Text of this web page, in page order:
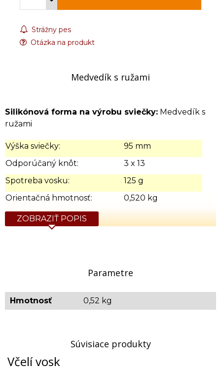
Strážny pes
Otázka na produkt
Medvedík s ružami
Silikónová forma na výrobu sviečky: Medvedík s
ružami
Výška sviečky:
95 mm
Odporúčaný knôt:
3 x 13
Spotreba vosku:
125 g
Orientačná hmotnosť:
0,520 kg
ZOBRAZIŤ POPIS
Parametre
Hmotnosť 0,52 kg
Súvisiace produkty
Včelí vosk